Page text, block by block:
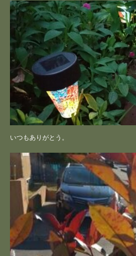
いつもありがとう。